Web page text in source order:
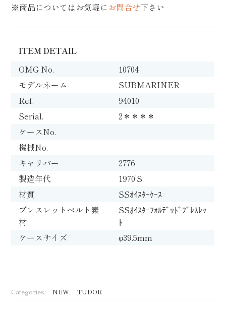
※商品についてはお気軽にお問合せ下さい
ITEM DETAIL
OMG No.
10704
モデルネーム
SUBMARINER
Ref.
94010
Serial.
2＊＊＊＊
ケースNo.
機械No.
キャリバー
2776
製造年代
1970’S
材質
SSｵｲｽﾀｰｹｰｽ
ブレスレットベルト素
材
SSｵｲｽﾀｰﾌｫﾙﾃﾞｯﾄﾞﾌﾞﾚｽﾚｯ
ﾄ
ケースサイズ
φ39.5mm
Categories: NEW TUDOR